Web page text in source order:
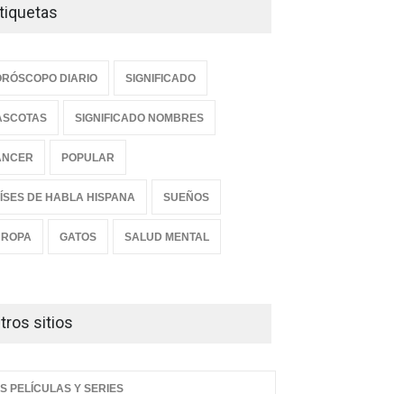
DIARIO SIGNIFICADO
SIGNIFICADO NOMBRES
POPULAR
DE HABLA HISPANA SUEÑOS
GATOS SALUD MENTAL
sitios
PELÍCULAS Y SERIES